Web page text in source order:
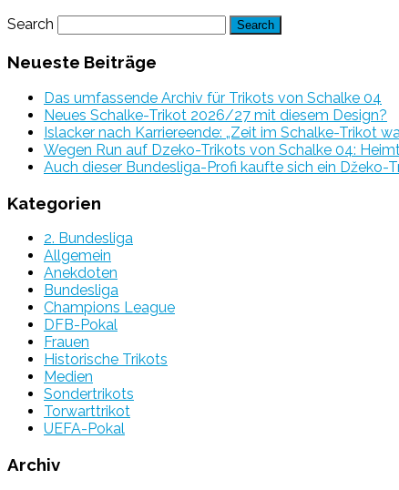
Search
Neueste Beiträge
Das umfassende Archiv für Trikots von Schalke 04
Neues Schalke-Trikot 2026/27 mit diesem Design?
Islacker nach Karriereende: „Zeit im Schalke-Trikot
Wegen Run auf Dzeko-Trikots von Schalke 04:
Auch dieser Bundesliga-Profi kaufte sich ein Džeko-
Kategorien
2. Bundesliga
Allgemein
Anekdoten
Bundesliga
Champions League
DFB-Pokal
Frauen
Historische Trikots
Medien
Sondertrikots
Torwarttrikot
UEFA-Pokal
Archiv